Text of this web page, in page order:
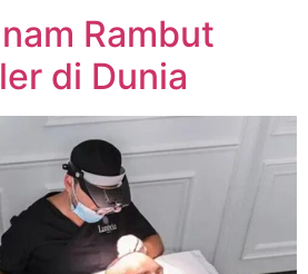
Rambut
di Dunia